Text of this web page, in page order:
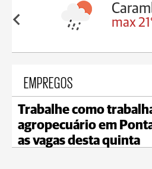
18°C max
EMPREGOS
Trabalhe como
agropecuário em
as vagas desta quinta